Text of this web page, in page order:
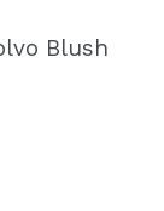
realizar
de tus
Blush